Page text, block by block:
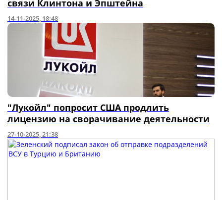
связи Клинтона и Эпштейна
14-11-2025, 18:48
"Лукойл" попросит США продлить
лицензию на сворачивание деятельности
27-10-2025, 21:38